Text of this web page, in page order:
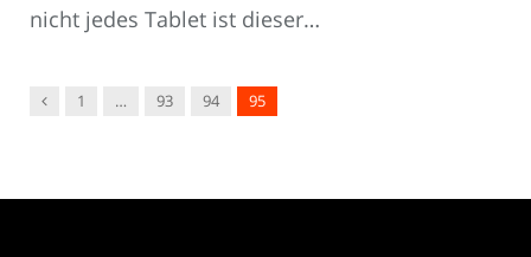
nicht jedes Tablet ist dieser…
Vorgänger
1 … 93 94 95